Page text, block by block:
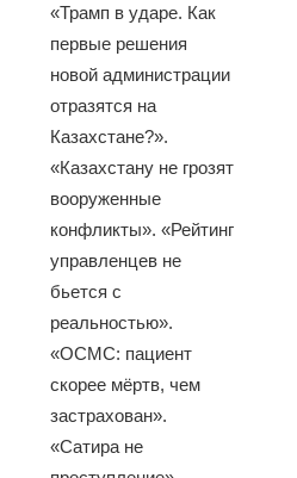
«Трамп в ударе. Как
первые решения
новой администрации
отразятся на
Казахстане?».
«Казахстану не грозят
вооруженные
конфликты». «Рейтинг
управленцев не
бьется с
реальностью».
«ОСМС: пациент
скорее мёртв, чем
застрахован».
«Сатира не